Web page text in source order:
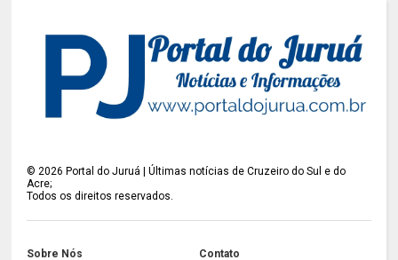
© 2026 Portal do Juruá | Últimas notícias de Cruzeiro do Sul e do
Acre;
Todos os direitos reservados.
Sobre Nós Contato